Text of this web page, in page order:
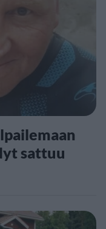
sattuu